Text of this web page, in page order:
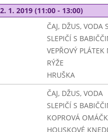
1. 2019 (11:00 - 13:00)
ČAJ, DŽUS, VODA
SLEPIČÍ S
VEPŘOVÝ
RÝŽE
HRUŠKA
ČAJ, DŽUS, VODA
SLEPIČÍ S
KOPROVÁ
HOUSKOVÉ